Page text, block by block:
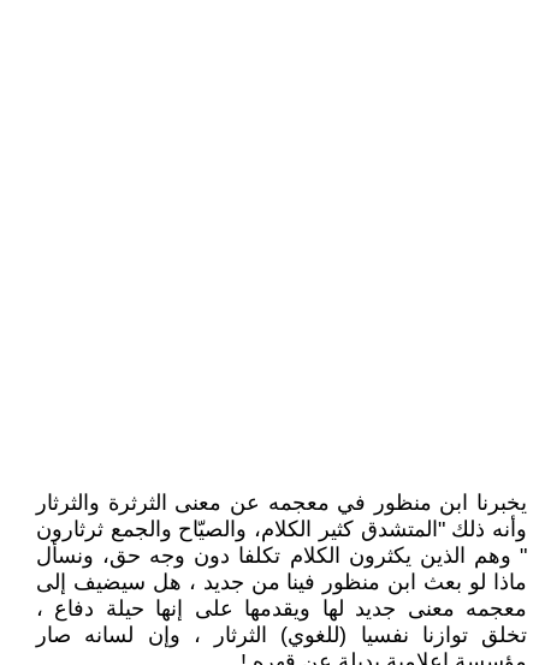
يخبرنا ابن منظور في معجمه عن معنى الثرثرة والثرثار
وأنه ذلك "المتشدق كثير الكلام، والصيّاح والجمع ثرثارون
" وهم الذين يكثرون الكلام تكلفا دون وجه حق، ونسأل
ماذا لو بعث ابن منظور فينا من جديد ، هل سيضيف إلى
معجمه معنى جديد لها ويقدمها على إنها حيلة دفاع ،
تخلق توازنا نفسيا (للغوي) الثرثار ، وإن لسانه صار